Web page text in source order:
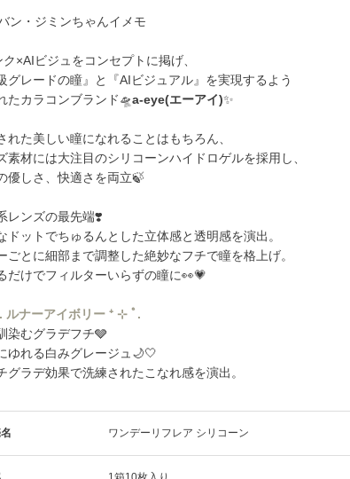
ン・ジミンちゃんイメモ
ク×AIビジュをコンセプトに掲げ、
グレードの瞳』と『AIビジュアル』を実現するよう
たカラコンブランド🛸a-eye(エーアイ)✨
れた美しい瞳になれることはもちろん、
素材には大注目のシリコーンハイドロゲルを採用し、
優しさ、快適さを両立🍃
レンズの最先端❣️
ドットでちゅるんとした立体感と透明感を演出。
ごとに細部まで調整した絶妙なフチで瞳を格上げ。
だけでフィルターいらずの瞳に👀💗
ルナーアイボリー ⁺ ⊹ ﾟ.
染むグラデフチ🩶
ゆれる白みグレージュ🌙🤍
グラデ効果で洗練されたこなれ感を演出。
ワンデーリフレア シリコーン